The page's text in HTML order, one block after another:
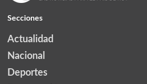
Secciones
Actualidad
Nacional
Deportes